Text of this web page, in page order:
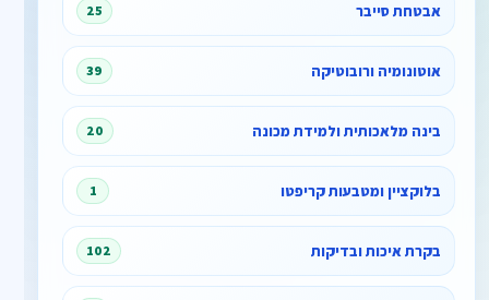
אבטחת סייבר 25
אוטונומיה ורובוטיקה 39
בינה מלאכותית ולמידת מכונה 20
בלוקציין ומטבעות קריפטו 1
בקרת איכות ובדיקות 102